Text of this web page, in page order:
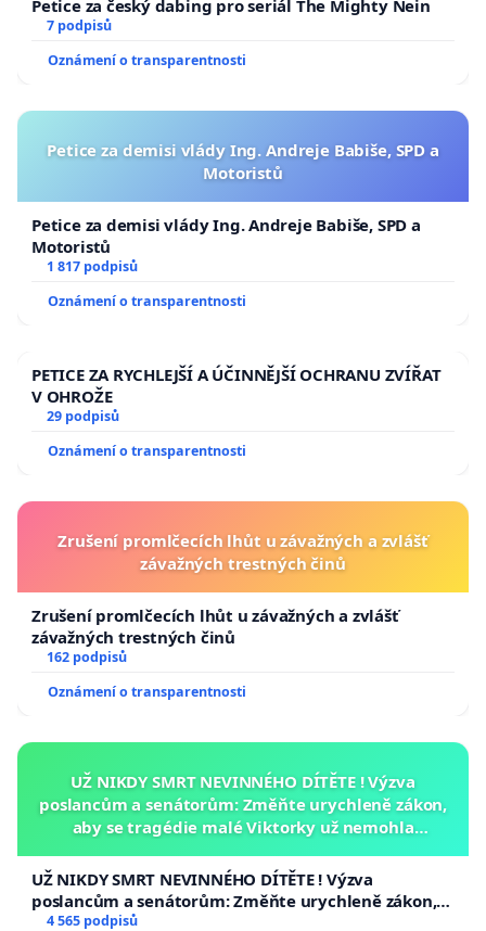
Petice za český dabing pro seriál The Mighty Nein
7 podpisů
Oznámení o transparentnosti
Petice za demisi vlády Ing. Andreje Babiše, SPD a
Motoristů
Petice za demisi vlády Ing. Andreje Babiše, SPD a
Motoristů
1 817 podpisů
Oznámení o transparentnosti
PETICE ZA RYCHLEJŠÍ A ÚČINNĚJŠÍ OCHRANU ZVÍŘAT
V OHROŽE
29 podpisů
Oznámení o transparentnosti
Zrušení promlčecích lhůt u závažných a zvlášť
závažných trestných činů
Zrušení promlčecích lhůt u závažných a zvlášť
závažných trestných činů
162 podpisů
Oznámení o transparentnosti
UŽ NIKDY SMRT NEVINNÉHO DÍTĚTE ! Výzva
poslancům a senátorům: Změňte urychleně zákon,
aby se tragédie malé Viktorky už nemohla
UŽ NIKDY SMRT NEVINNÉHO DÍTĚTE ! Výzva
poslancům a senátorům: Změňte urychleně zákon,
aby se tragédie malé Viktorky už nemohla opakovat!
4 565 podpisů